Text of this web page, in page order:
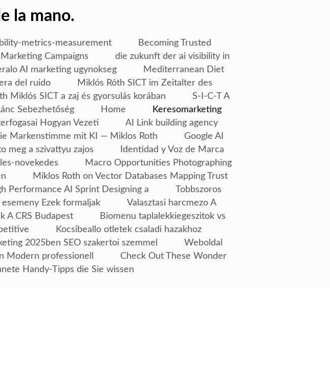
la mano.
metrics-measurement
Becoming Trusted
Campaigns
die zukunft der ai visibility in
AI marketing ugynokseg
Mediterranean Diet
del ruido
Miklós Róth SICT im Zeitalter des
Miklós SICT a zaj és gyorsulás korában
S-I-C-T A
Sebezhetőség Home
Keresomarketing
Hogyan Vezeti
AI Link building agency
Markenstimme mit KI — Miklos Roth
Google AI
meg a szivattyu zajos
Identidad y Voz de Marca
novekedes
Macro Opportunities Photographing
Miklos Roth on Vector Databases Mapping Trust
Performance AI Sprint Designing a
Tobbszoros
Ezek formaljak
Valasztasi harcmezo A
A CRS Budapest
Biomenu taplalekkiegeszitok vs
Kocsibeallo otletek csaladi hazakhoz
2025ben SEO szakertoi szemmel
Weboldal
Modern professionell
Check Out These Wonder
Handy-Tipps die Sie wissen